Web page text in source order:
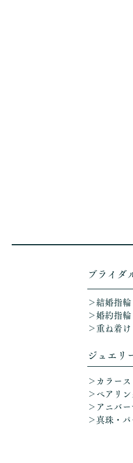
ブライダ
＞結婚指輪
＞婚約指輪
＞重ね着け​
ジュエリ
＞カラー
＞ペアリン
＞アニバー
​ ＞真珠・